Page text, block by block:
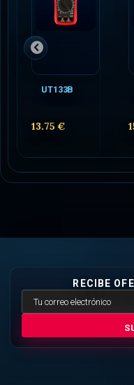
UT133B
13.75 €
RECIBE